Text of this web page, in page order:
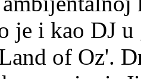
je i kao DJ
of Oz'.